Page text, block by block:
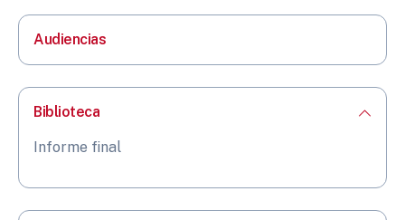
Audiencias
Biblioteca
Informe final